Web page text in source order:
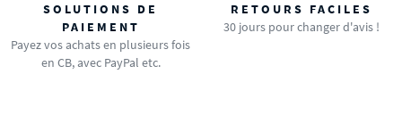
SOLUTIONS DE
PAIEMENT
Payez vos achats en plusieurs fois
en CB, avec PayPal etc.
RETOURS FACILES
30 jours pour changer d'avis !